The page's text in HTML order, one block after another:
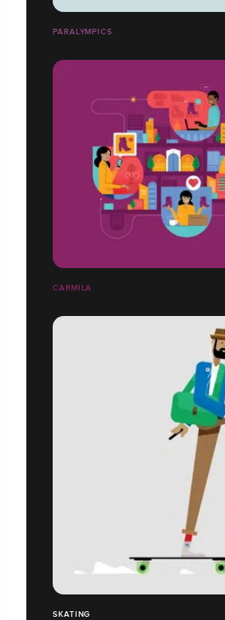
PARALYMPICS
CARMILA
SKATING